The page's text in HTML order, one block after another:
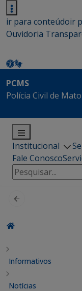
ir para conteúdoir
Ouvidoria
PCMS
Polícia Civil de
Institucional
Fale Conosco
Pesquisar
por:
Informativos
Notícias